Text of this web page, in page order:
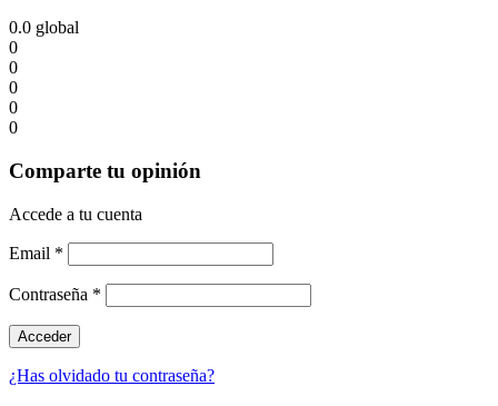
0.0 global
0
0
0
0
0
Comparte tu opinión
Accede a tu cuenta
Email *
Contraseña *
¿Has olvidado tu contraseña?